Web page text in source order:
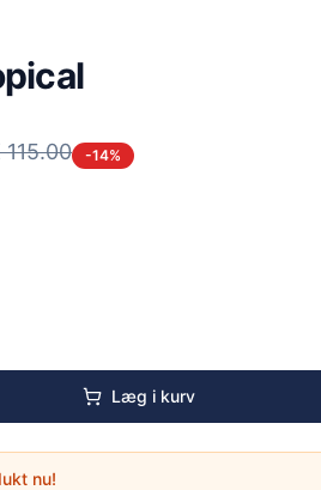
115.00 -14%
Læg i kurv
nu!